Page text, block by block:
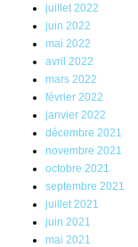
juillet 2022
juin 2022
mai 2022
avril 2022
mars 2022
février 2022
janvier 2022
décembre 2021
novembre 2021
octobre 2021
septembre 2021
juillet 2021
juin 2021
mai 2021